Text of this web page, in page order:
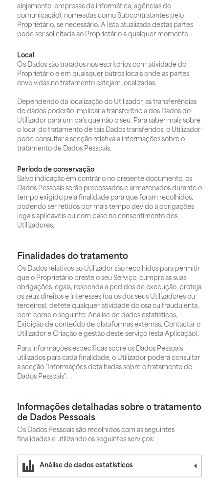
alojamento, empresas de informática, agências de
comunicação), nomeadas como Subcontratantes pelo
Proprietário, se necessário. A lista atualizada destas partes
pode ser solicitada ao Proprietário a qualquer momento.
Local
Os Dados são tratados nos escritórios com atividade do
Proprietário e em quaisquer outros locais onde as partes
envolvidas no tratamento estejam localizadas.
Dependendo da localização do Utilizador, as transferências
de dados poderão implicar a transferência dos Dados do
Utilizador para um país que não o seu. Para saber mais sobre
o local do tratamento de tais Dados transferidos, o Utilizador
pode consultar a secção relativa a informações sobre o
tratamento de Dados Pessoais.
Período de conservação
Salvo indicação em contrário no presente documento, os
Dados Pessoais serão processados e armazenados durante o
tempo exigido pela finalidade para que foram recolhidos,
podendo ser retidos por mais tempo devido a obrigações
legais aplicáveis ou com base no consentimento dos
Utilizadores.
Finalidades do tratamento
Os Dados relativos ao Utilizador são recolhidos para permitir
que o Proprietário preste o seu Serviço, cumpra as suas
obrigações legais, responda a pedidos de execução, proteja
os seus direitos e interesses (ou os dos seus Utilizadores ou
terceiros), detete qualquer atividade dolosa ou fraudulenta,
bem como o seguinte: Análise de dados estatísticos,
Exibição de conteúdo de plataformas externas, Contactar o
Utilizador e Criação e gestão deste serviço (esta Aplicação).
Para informações específicas sobre os Dados Pessoais
utilizados para cada finalidade, o Utilizador poderá consultar
a secção "Informações detalhadas sobre o tratamento de
Dados Pessoais".
Informações detalhadas sobre o tratamento
de Dados Pessoais
Os Dados Pessoais são recolhidos com as seguintes
finalidades e utilizando os seguintes serviços:
Análise de dados estatísticos